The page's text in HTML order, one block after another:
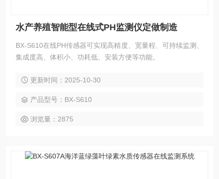
水产养殖智能型在线式PH监测仪定做制造
BX-S610在线PH传感器可实现高精度、宽量程、可持续监测、
集成度高、体积小、功耗低、安装方便等功能。
更新时间：2025-10-30
产品型号：BX-S610
浏览量：2875